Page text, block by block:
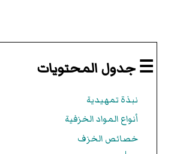
☰ جدول المحتويات
نبذة تمهيدية
أنواع المواد الخزفية
خصائص الخزف